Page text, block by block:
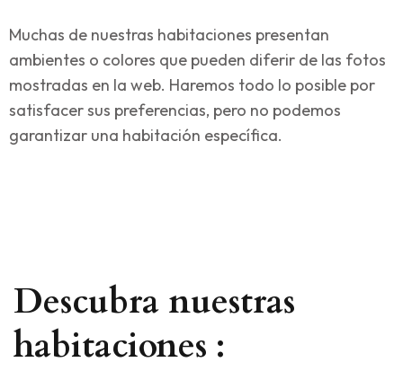
Muchas de nuestras habitaciones presentan
ambientes o colores que pueden diferir de las fotos
mostradas en la web. Haremos todo lo posible por
satisfacer sus preferencias, pero no podemos
garantizar una habitación específica.
Descubra nuestras
habitaciones :